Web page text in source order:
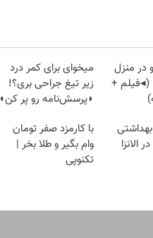
در منزل
+
میخوای برای کمر درد
زیر تیغ جراحی بری؟!
◗پرسش‌نامه رو پر کن◖
الانزا
با کارمزد صفر تومان
وام بگیر و طلا بخر |
تکنوپی